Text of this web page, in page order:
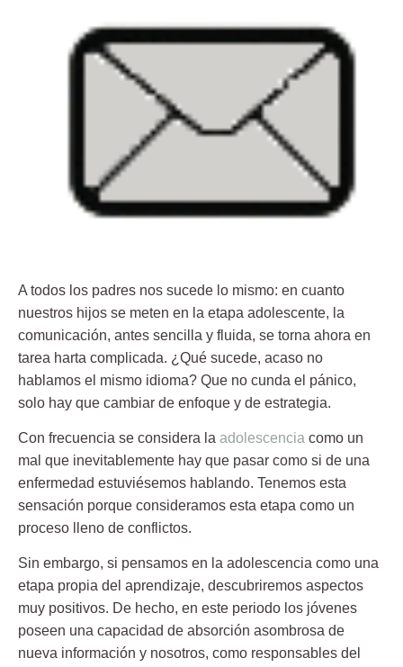
A todos los padres nos sucede lo mismo: en cuanto
nuestros hijos se meten en la etapa adolescente, la
comunicación, antes sencilla y fluida, se torna ahora en
tarea harta complicada. ¿Qué sucede, acaso no
hablamos el mismo idioma? Que no cunda el pánico,
solo hay que cambiar de enfoque y de estrategia.
Con frecuencia se considera la adolescencia como un
mal que inevitablemente hay que pasar como si de una
enfermedad estuviésemos hablando. Tenemos esta
sensación porque consideramos esta etapa como un
proceso lleno de conflictos.
Sin embargo, si pensamos en la adolescencia como una
etapa propia del aprendizaje, descubriremos aspectos
muy positivos. De hecho, en este periodo los jóvenes
poseen una capacidad de absorción asombrosa de
nueva información y nosotros, como responsables del